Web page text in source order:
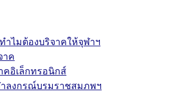
ำไมต้องบริจาคให้จุฬาฯ
าค
คอิเล็กทรอนิกส์
ลงกรณ์บรมราชสมภพฯ